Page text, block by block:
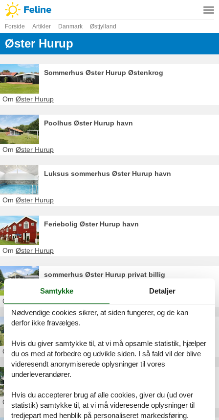
Forside Artikler Danmark Østjylland
Øster Hurup
Sommerhus Øster Hurup Østenkrog
Om Øster Hurup
Poolhus Øster Hurup havn
Om Øster Hurup
Luksus sommerhus Øster Hurup havn
Om Øster Hurup
Feriebolig Øster Hurup havn
Om Øster Hurup
sommerhus Øster Hurup privat billig
Om
Billig sommerhus Øster Hurup
OmØster Hurup
Privat sommerhusudlejning Øster Hurup
Om Øster Hurup
Samtykke Detaljer
Nødvendige cookies sikrer, at siden fungerer, og de kan
derfor ikke fravælges.
Hvis du giver samtykke til, at vi må opsamle statistik, hjælper
du os med at forbedre og udvikle siden. I så fald vil der blive
videresendt anonymiserede oplysninger til vores
underleverandører.
Hvis du accepterer brug af alle cookies, giver du (ud over
statistik) samtykke til, at vi må videresende oplysninger til
tredjepart med henblik på personaliseret markedsføring.